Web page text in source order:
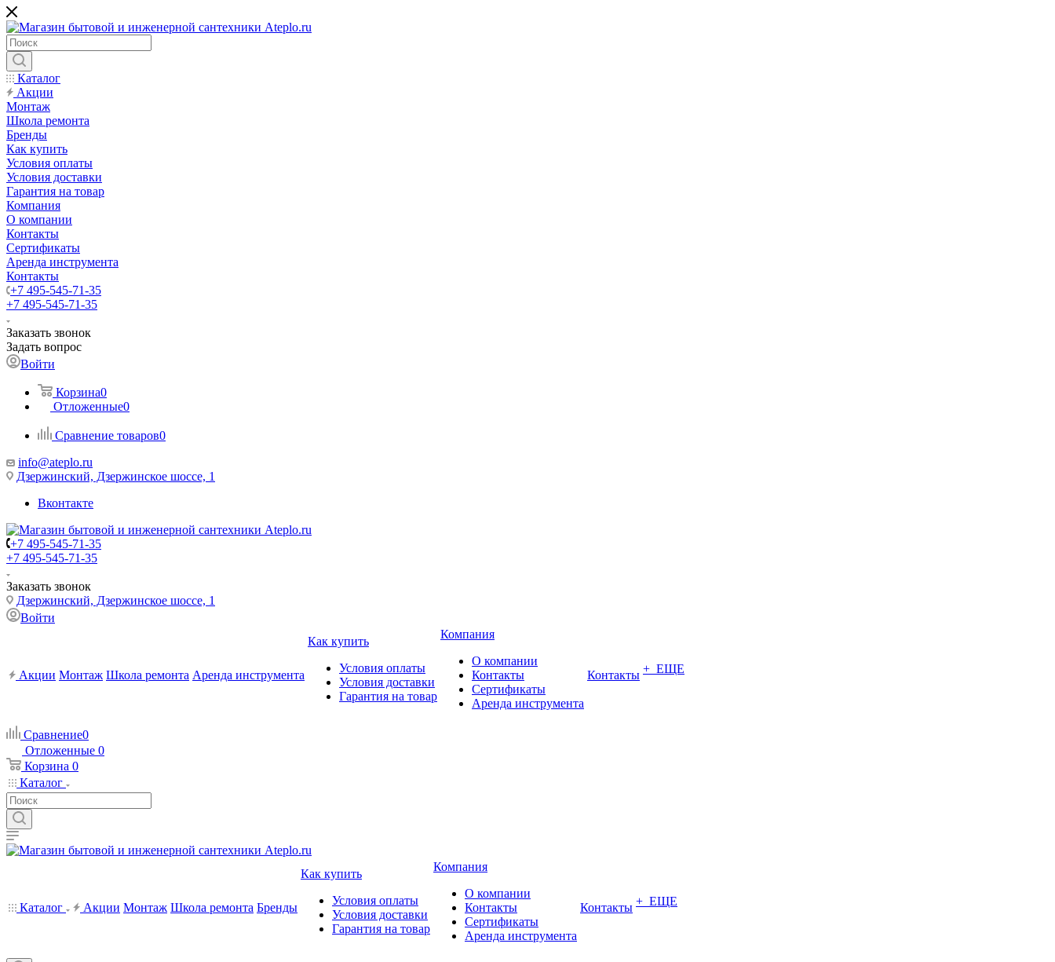
Каталог
Акции
Монтаж
Школа ремонта
Бренды
Как купить
Условия оплаты
Условия доставки
Гарантия на товар
Компания
О компании
Контакты
Сертификаты
Аренда инструмента
Контакты
+7 495-545-71-35
+7 495-545-71-35
Заказать звонок
Задать вопрос
Войти
Корзина0
Отложенные0
Сравнение товаров0
info@ateplo.ru
Дзержинский, Дзержинское шоссе, 1
Вконтакте
+7 495-545-71-35
+7 495-545-71-35
Заказать звонок
Дзержинский, Дзержинское шоссе, 1
Войти
Акции Монтаж Школа ремонта Аренда инструмента
Как купить
Условия оплаты
Условия доставки
Гарантия на товар
Компания
О компании
Контакты
Сертификаты
Аренда инструмента
Контакты + ЕЩЕ
Сравнение0
Отложенные 0
Корзина 0
Каталог
Каталог Акции Монтаж Школа ремонта Бренды
Как купить
Условия оплаты
Условия доставки
Гарантия на товар
Компания
О компании
Контакты
Сертификаты
Аренда инструмента
Контакты + ЕЩЕ